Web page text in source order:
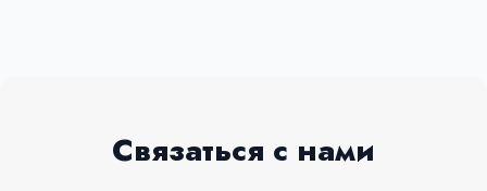
Связаться с нами